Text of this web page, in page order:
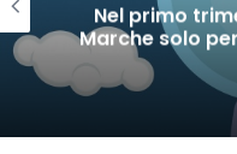
Nel primo
Marche solo